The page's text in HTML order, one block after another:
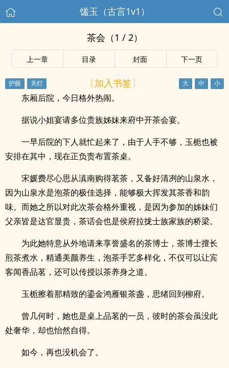
馐玉（古言1v1）
茶会（1 / 2）
上一章 目录 封面 下一页
〔加入书签〕
东厢后院，今日格外热闹。
据说小姐宴请多位贵族姊妹来府中开茶会宴。
一早后院的下人就忙起来了，由于人手不够，玉栀也被
安排在其中，现在正负责布置茶桌。
宋媛费尽心思从滇南购得茗茶，又备好清冽的山泉水，
因为山泉水是泡茶的极佳选择，能够极大挥发其茶香和韵
味。而她之所以对此次茶会格外重视，是因为参加的姊妹们
父亲皆是达官显贵，茶话会也是侯府拉拢士族家族的桥梁。
为此她特意从外地请来享誉盛名的茶博士，茶博士擅长
煎茶煮水，精通美颜养生，泡茶手艺多样化，不仅可以让宾
客闻香品茗，还可以传授以茶养身之道。
玉栀擦着那精致的鎏金鸿雁银茶盏，思绪回到柳府。
曾几何时，她也是桌上品茗的一员，彼时的茶会虽没此
处奢华，却也怡然自得。
如今，再也没机会了。